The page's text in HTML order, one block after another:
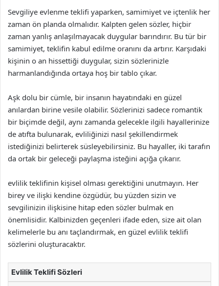
Sevgiliye evlenme teklifi yaparken, samimiyet ve içtenlik her
zaman ön planda olmalıdır. Kalpten gelen sözler, hiçbir
zaman yanlış anlaşılmayacak duygular barındırır. Bu tür bir
samimiyet, teklifin kabul edilme oranını da artırır. Karşıdaki
kişinin o an hissettiği duygular, sizin sözlerinizle
harmanlandığında ortaya hoş bir tablo çıkar.
Aşk dolu bir cümle, bir insanın hayatındaki en güzel
anılardan birine vesile olabilir. Sözlerinizi sadece romantik
bir biçimde değil, aynı zamanda gelecekle ilgili hayallerinize
de atıfta bulunarak, evliliğinizi nasıl şekillendirmek
istediğinizi belirterek süsleyebilirsiniz. Bu hayaller, iki tarafın
da ortak bir geleceği paylaşma isteğini açığa çıkarır.
evlilik teklifinin kişisel olması gerektiğini unutmayın. Her
birey ve ilişki kendine özgüdür, bu yüzden sizin ve
sevgilinizin ilişkisine hitap eden sözler bulmak en
önemlisidir. Kalbinizden geçenleri ifade eden, size ait olan
kelimelerle bu anı taçlandırmak, en güzel evlilik teklifi
sözlerini oluşturacaktır.
Evlilik Teklifi Sözleri